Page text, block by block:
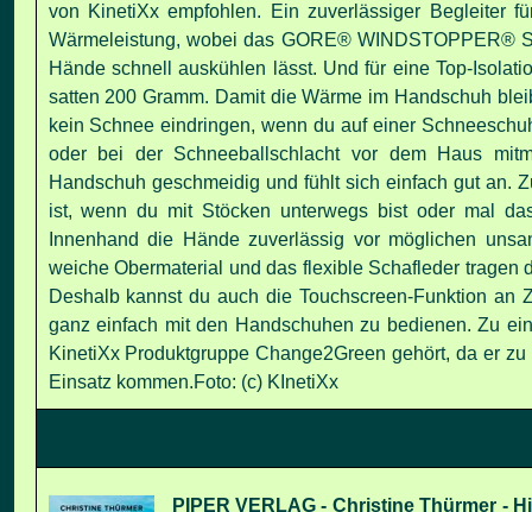
von KinetiXx empfohlen. Ein zuverlässiger Begleiter
Wärmeleistung, wobei das GORE® WINDSTOPPER®
Hände schnell auskühlen lässt. Und für eine Top-
satten 200 Gramm. Damit die Wärme im Handschuh
kein Schnee eindringen, wenn du auf einer
oder bei der Schneeballschlacht vor dem Haus
Handschuh geschmeidig und fühlt sich einfach gut an.
ist, wenn du mit Stöcken unterwegs bist oder mal
Innenhand die Hände zuverlässig vor möglichen
weiche Obermaterial und das flexible Schafleder
Deshalb kannst du auch die Touchscreen-Funktion
ganz einfach mit den Handschuhen zu bedienen. Zu
KinetiXx Produktgruppe Change2Green gehört, da er
Einsatz kommen.Foto: (c) KInetiXx
PIPER VERLAG - Christine Thürmer -